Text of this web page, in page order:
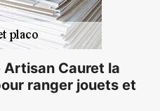
Artisan Cauret la
ranger jouets et